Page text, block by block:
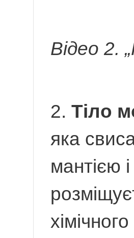
Відео 2.
2. Тіло
яка
мантією